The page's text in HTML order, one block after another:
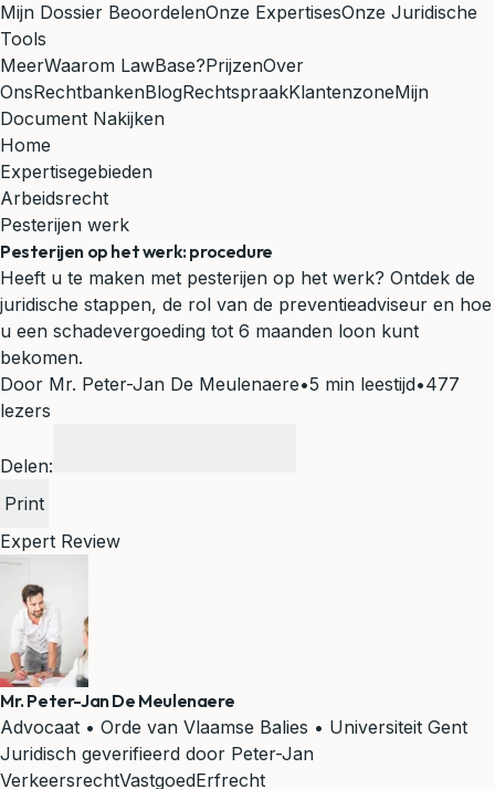
Mijn Dossier BeoordelenOnze ExpertisesOnze Juridische
Tools
MeerWaarom LawBase?PrijzenOver
OnsRechtbankenBlogRechtspraakKlantenzoneMijn
Document Nakijken
Home
Expertisegebieden
Arbeidsrecht
Pesterijen werk
Pesterijen op het werk: procedure
Heeft u te maken met pesterijen op het werk? Ontdek de
juridische stappen, de rol van de preventieadviseur en hoe
u een schadevergoeding tot 6 maanden loon kunt
bekomen.
Door Mr. Peter-Jan De Meulenaere•5 min leestijd•477
lezers
Delen:
Print
Expert Review
Mr. Peter-Jan De Meulenaere
Advocaat • Orde van Vlaamse Balies • Universiteit Gent
Juridisch geverifieerd door Peter-Jan
VerkeersrechtVastgoedErfrecht